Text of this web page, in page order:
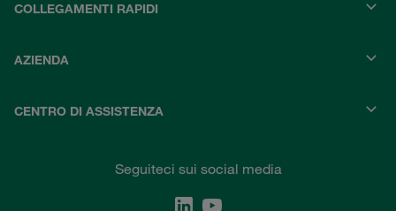
COLLEGAMENTI RAPIDI
AZIENDA
CENTRO DI ASSISTENZA
Seguiteci sui social media